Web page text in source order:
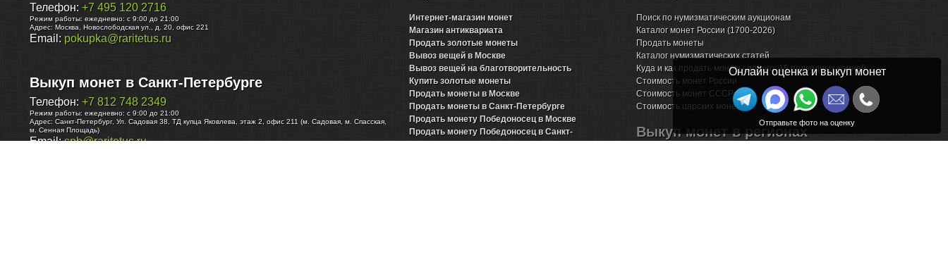
Телефон: +7 495 120 2716
Режим работы: ежедневно: с 9:00 до 21:00
Адрес: Москва Новослободская ул., д. 20, офис 221
Email: pokupka@raritetus.ru
Выкуп монет в Санкт-Петербурге
Телефон: +7 812 748 2349
Режим работы: ежедневно: с 9:00 до 21:00
Адрес: Санкт-Петербург, Ул. Садовая 38, ТД купца Яковлева, этаж 2, офис 211 (м. Садовая, м. Спасская,
м. Сенная Площадь)
Email:spb@raritetus.ru
Интернет-магазин монет
Магазин антиквариата
Продать золотые монеты
Вывоз вещей в Москве
Вывоз вещей на благотворительность
Купить золотые монеты
Продать монеты в Москве
Продать монеты в Санкт-Петербурге
Продать монету Победоносец в Москве
Продать монету Победоносец в Санкт-
Поиск по нумизматическим аукционам
Каталог монет России (1700-2026)
Продать монеты
Каталог нумизматических статей
Куда и как продать монеты дорого: 15 подводных камней
Стоимость монет России
Стоимость монет СССР
Стоимость царских монет
Выкуп монет в регионах
Онлайн оценка и выкуп монет